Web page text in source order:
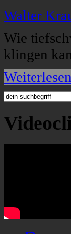
Walter
Wie
klingen
Weiterlesen